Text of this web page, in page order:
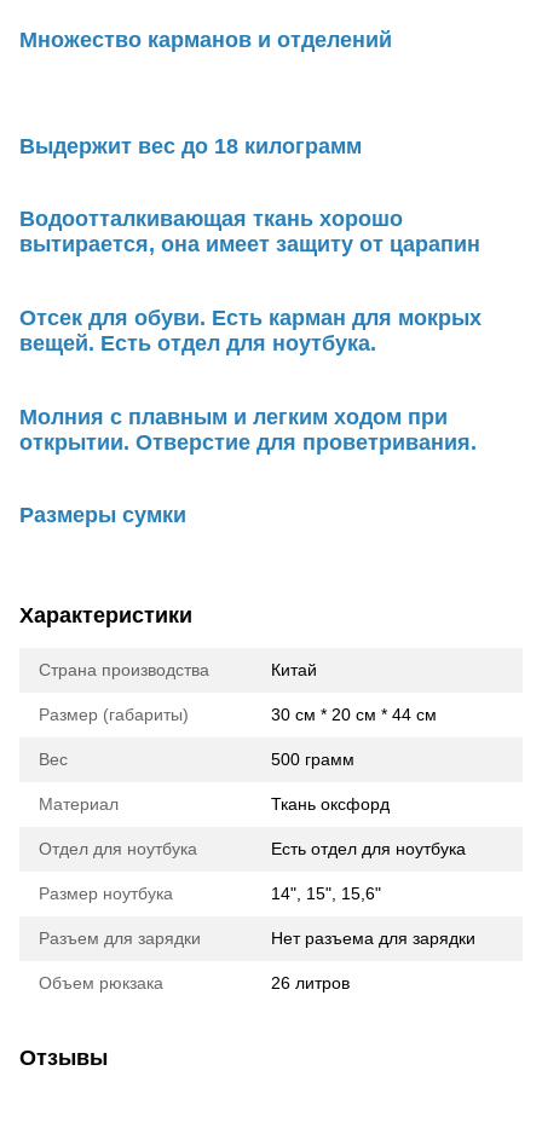
Множество карманов и отделений
Выдержит вес до 18 килограмм
Водоотталкивающая ткань хорошо
вытирается, она имеет защиту от царапин
Отсек для обуви. Есть карман для мокрых
вещей. Есть отдел для ноутбука.
Молния с плавным и легким ходом при
открытии. Отверстие для проветривания.
Размеры сумки
Характеристики
Страна производства Китай
Размер (габариты) 30 см * 20 см * 44 см
Вес 500 грамм
Материал Ткань оксфорд
Отдел для ноутбука Есть отдел для ноутбука
Размер ноутбука 14", 15", 15,6"
Разъем для зарядки Нет разъема для зарядки
Объем рюкзака 26 литров
Отзывы